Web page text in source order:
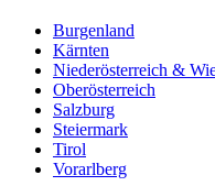
Burgenland
Kärnten
Niederösterreich &
Oberösterreich
Salzburg
Steiermark
Tirol
Vorarlberg